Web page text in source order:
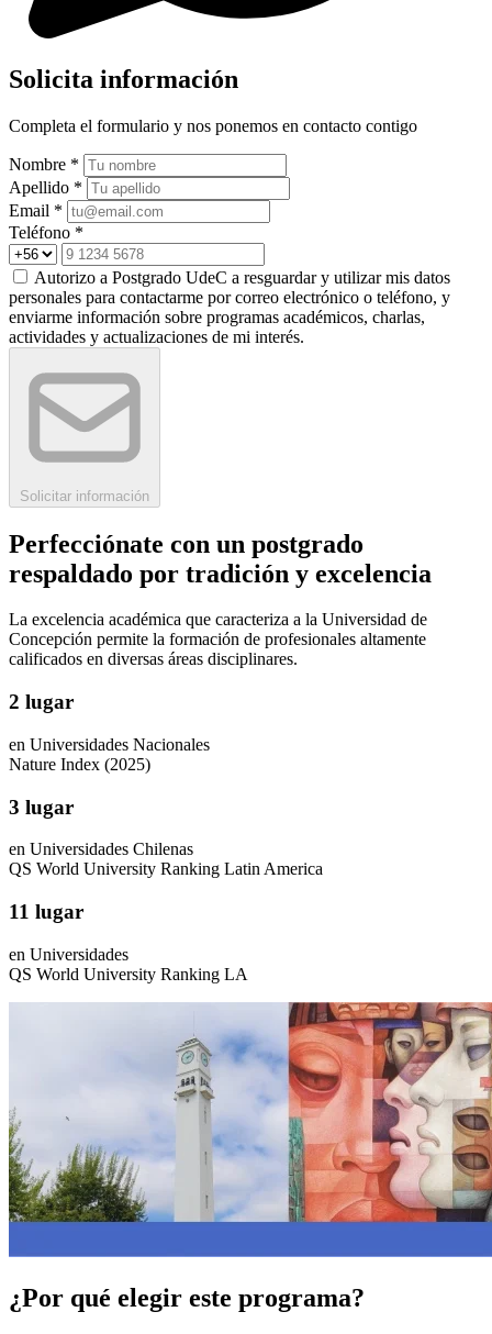
Solicita información
Completa el formulario y nos ponemos en contacto contigo
Nombre *
Apellido *
Email *
Teléfono *
Autorizo a Postgrado UdeC a resguardar y utilizar mis datos
personales para contactarme por correo electrónico o teléfono, y
enviarme información sobre programas académicos, charlas,
actividades y actualizaciones de mi interés.
Solicitar información
Perfecciónate con un postgrado
respaldado por tradición y excelencia
La excelencia académica que caracteriza a la Universidad de
Concepción permite la formación de profesionales altamente
calificados en diversas áreas disciplinares.
2 lugar
en Universidades Nacionales
Nature Index (2025)
3 lugar
en Universidades Chilenas
QS World University Ranking Latin America
11 lugar
en Universidades
QS World University Ranking LA
¿Por qué elegir este programa?